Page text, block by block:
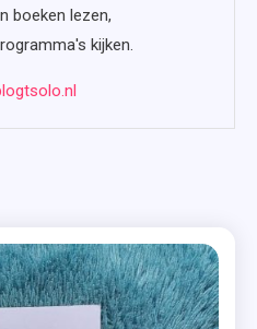
boeken lezen,
kijken.